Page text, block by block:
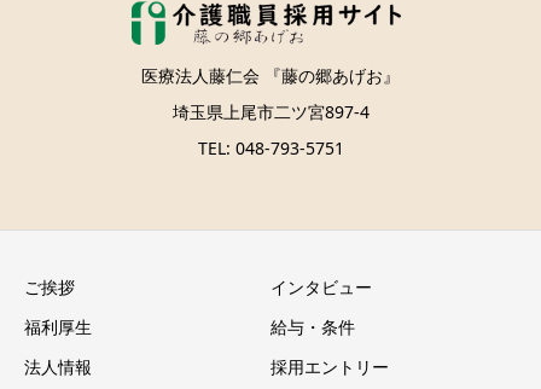
医療法人藤仁会 『藤の郷あげお』
埼玉県上尾市二ツ宮897-4
TEL: 048-793-5751
ご挨拶
インタビュー
福利厚生
給与・条件
法人情報
採用エントリー